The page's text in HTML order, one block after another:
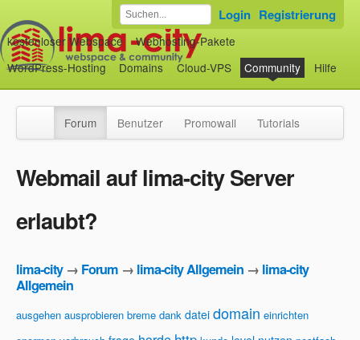
kostenloser Webspace
Webhosting-Pakete
WordPress-Hosting
Domains Cloud-VPS Community Hilfe
Login Registrierung
Forum Benutzer Promowall Tutorials
Webmail auf lima-city Server
erlaubt?
lima-city→ Forum → lima-city Allgemein → lima-city
Allgemein
ausgehen ausprobieren breme dank datei domain einrichten